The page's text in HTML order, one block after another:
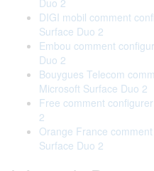
Duo 2
DIGI mobil comment
Surface Duo 2
Embou comment
Duo 2
Bouygues Telecom
Microsoft Surface Duo 2
Free comment
2
Orange France
Surface Duo 2